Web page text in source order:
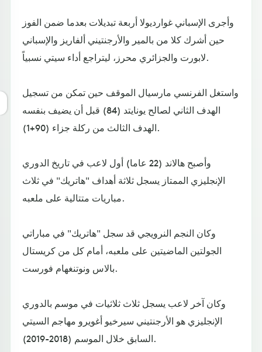
وأجرى الإسباني غوارديولا أربعة تبديلات بعدما ضمن الفوز
حين أشرك كلا من بالمير والأرجنتيني ألفاريز والإسباني
لابورت والجزائري محرز، ليتراجع أداء سيتي نسبياً.
واستغل الفرنسي مارسيال الموقف حين تمكن من تسجيل
الهدف الثاني لصالح يونايتد (84) قبل أن يضيف بنفسه
الهدف الثالث من ركلة جزاء (90+1).
وأصبح هالاند (22 عاما) أول لاعب في تاريخ الدوري
الإنجليزي الممتاز يسجل ثلاثة أهداف "هاتريك" في ثلاث
مباريات متتالية على ملعبه.
وكان النجم النرويجي قد سجل "هاتريك" في مباراتي
الجولتين الماضيتين على ملعبه، أمام كل من كريستال
بالاس ونوتنغهام فورست.
وكان آخر لاعب يسجل ثلاث ثلاثيات في موسم بالدوري
الإنجليزي هو الأرجنتيني سيرخيو أغويرو مهاجم السيتي
السابق خلال الموسم (2018-2019).